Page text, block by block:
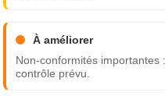
À améliorer
Non-conformités importantes :
contrôle prévu.